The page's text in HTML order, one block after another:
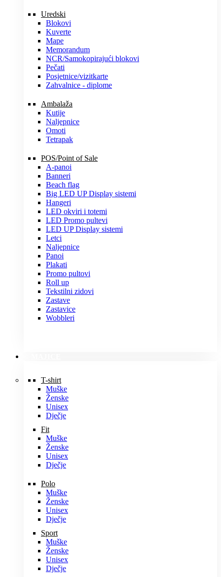
Uredski
Blokovi
Kuverte
Mape
Memorandum
NCR/Samokopirajući blokovi
Pečati
Posjetnice/vizitkarte
Zahvalnice - diplome
Ambalaža
Kutije
Naljepnice
Omoti
Tetrapak
POS/Point of Sale
A-panoi
Banneri
Beach flag
Big LED UP Display sistemi
Hangeri
LED okviri i totemi
LED Promo pultevi
LED UP Display sistemi
Letci
Naljepnice
Panoi
Plakati
Promo pultovi
Roll up
Tekstilni zidovi
Zastave
Zastavice
Wobbleri
T-shirt
Muške
Ženske
Unisex
Dječje
Fit
Muške
Ženske
Unisex
Dječje
Polo
Muške
Ženske
Unisex
Dječje
Sport
Muške
Ženske
Unisex
Dječje